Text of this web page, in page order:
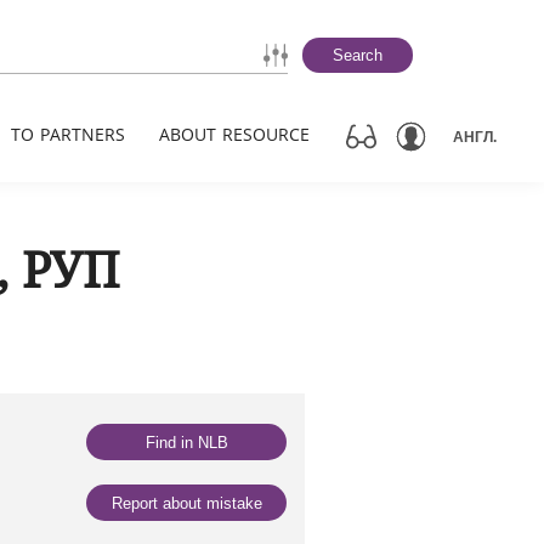
Search
TO PARTNERS ABOUT RESOURCE АНГЛ.
РУП
Find in NLB
Report about mistake